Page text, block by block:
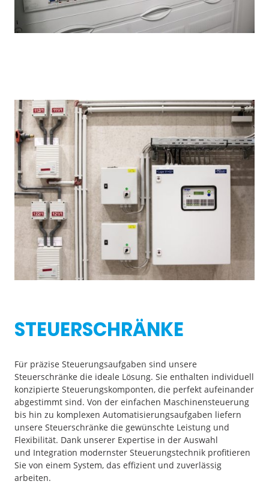
STEUERSCHRÄNKE
Für präzise Steuerungsaufgaben sind unsere
Steuerschränke die ideale Lösung. Sie enthalten individuell
konzipierte Steuerungskomponten, die perfekt aufeinander
abgestimmt sind. Von der einfachen Maschinensteuerung
bis hin zu komplexen Automatisierungsaufgaben liefern
unsere Steuerschränke die gewünschte Leistung und
Flexibilität. Dank unserer Expertise in der Auswahl
und Integration modernster Steuerungstechnik profitieren
Sie von einem System, das effizient und zuverlässig
arbeiten.